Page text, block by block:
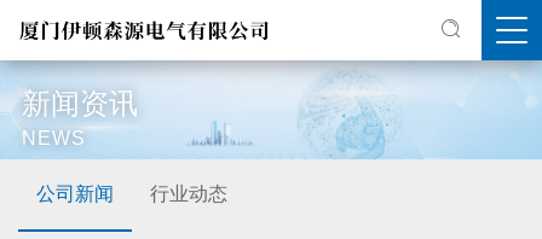
新闻资讯
NEWS
公司新闻 行业动态